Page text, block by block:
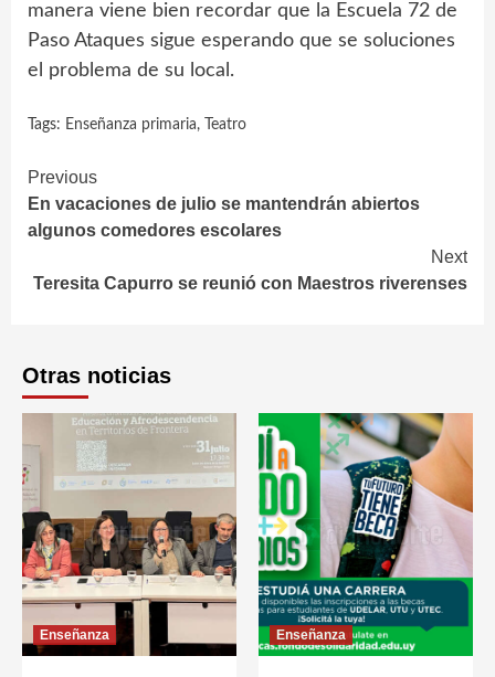
manera viene bien recordar que la Escuela 72 de
Paso Ataques sigue esperando que se soluciones
el problema de su local.
Tags: Enseñanza primaria, Teatro
Continue
Reading
Previous
En vacaciones de julio se mantendrán abiertos
algunos comedores escolares
Next
Teresita Capurro se reunió con Maestros riverenses
Otras noticias
Enseñanza Enseñanza